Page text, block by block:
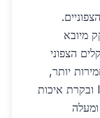
מיובא
הצפוני
מחמירות יותר,
מפעלים צפוניים עומדים בתקני ISO 9001 ובקרת איכות
של 25 שנה ומעלה